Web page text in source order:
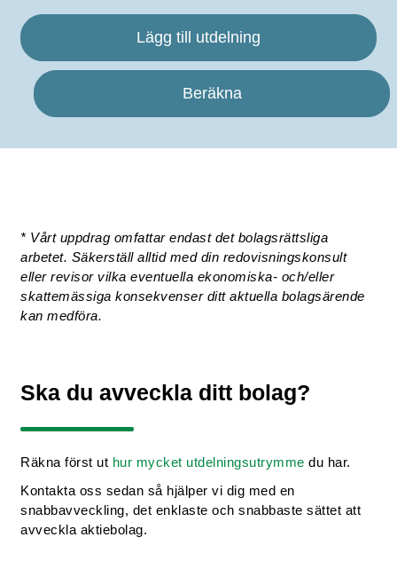
Lägg till utdelning
Beräkna
* Vårt uppdrag omfattar endast det bolagsrättsliga
arbetet. Säkerställ alltid med din redovisningskonsult
eller revisor vilka eventuella ekonomiska- och/eller
skattemässiga konsekvenser ditt aktuella bolagsärende
kan medföra.
Ska du avveckla ditt bolag?
Räkna först ut hur mycket utdelningsutrymme du har.
Kontakta oss sedan så hjälper vi dig med en
snabbavveckling, det enklaste och snabbaste sättet att
avveckla aktiebolag.